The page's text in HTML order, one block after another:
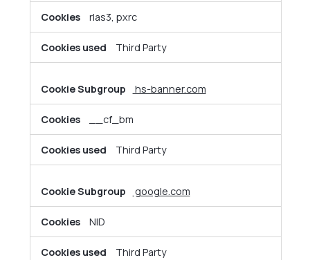
rlas3, pxrc
Third Party
hs-banner.com
__cf_bm
Third Party
google.com
NID
Third Party